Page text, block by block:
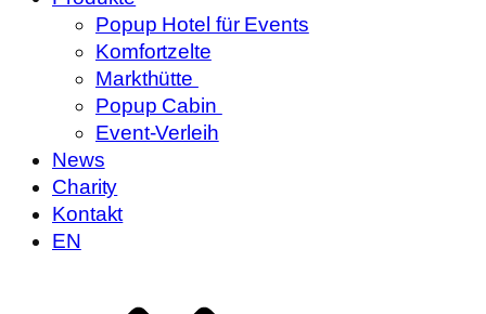
Popup Hotel für Events
Komfortzelte
Markthütte
Popup Cabin
Event-Verleih
News
Charity
Kontakt
EN